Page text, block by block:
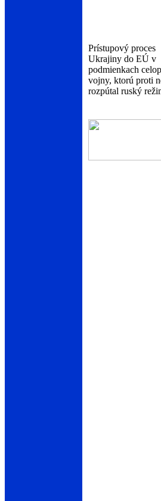
Prístupový proces
Ukrajiny do EÚ v
podmienkach
vojny, ktorú proti
rozpútal ruský